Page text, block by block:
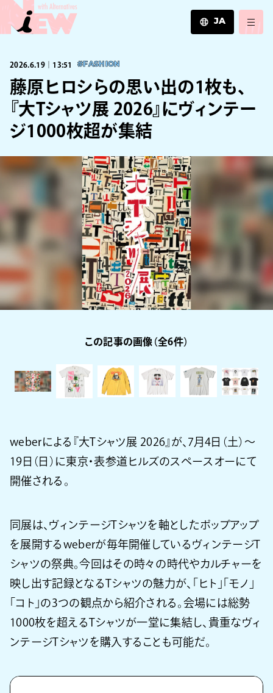
JA
ZH
2026.6.19｜13:51 #FASHION
藤原ヒロシらの思い出の1枚も、
『大Tシャツ展 2026』にヴィンテー
ジ1000枚超が集結
この記事の画像（全6件）
weberによる『大Tシャツ展 2026』が、7月4日（土）～
19日（日）に東京・表参道ヒルズのスペースオーにて
開催される。
同展は、ヴィンテージTシャツを軸としたポップアップ
を展開するweberが毎年開催しているヴィンテージT
シャツの祭典。今回はその時々の時代やカルチャーを
映し出す記録となるTシャツの魅力が、「ヒト」「モノ」
「コト」の3つの観点から紹介される。会場には総勢
1000枚を超えるTシャツが一堂に集結し、貴重なヴィ
ンテージTシャツを購入することも可能だ。